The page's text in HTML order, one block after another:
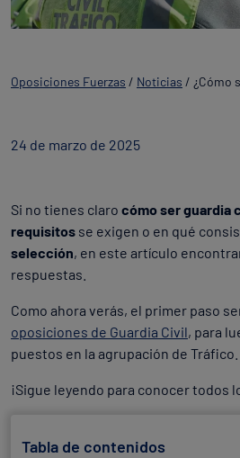
Oposiciones Fuerzas / Noticias / ¿Cómo
24 de marzo de 2025
Si no tienes claro cómo ser guardia
requisitos se exigen o en qué
selección, en este artículo
respuestas.
Como ahora verás, el primer paso
oposiciones de Guardia Civil, para
puestos en la agrupación de Tráfico.
¡Sigue leyendo para conocer todos
Tabla de contenidos